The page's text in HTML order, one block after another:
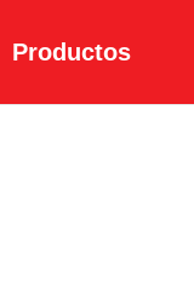
Productos